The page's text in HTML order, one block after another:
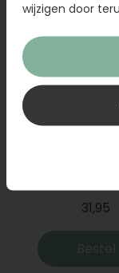
31,95
Bestel
wijzigen door